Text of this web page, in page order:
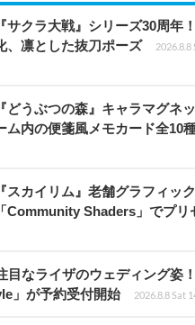
『サクラ大戦』シリーズ30周
、凛とした抜刀ポーズ
2026.8.8
『どうぶつの森』キャラマグネ
ム内の便箋風メモカード全10
『スカイリム』老舗グラフィッ
「Community Shaders」でプ
目なライザのウェディング姿
」が予約受付開始
2026.8.8 Sat